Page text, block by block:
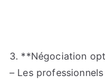
3. **Négociation
– Les